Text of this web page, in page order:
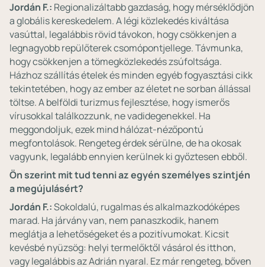
Jordán F.: Regionalizáltabb gazdaság, hogy mérséklődjön
a globális kereskedelem. A légi közlekedés kiváltása
vasúttal, legalábbis rövid távokon, hogy csökkenjen a
legnagyobb repülőterek csomópontjellege. Távmunka,
hogy csökkenjen a tömegközlekedés zsúfoltsága.
Házhoz szállítás ételek és minden egyéb fogyasztási cikk
tekintetében, hogy az ember az életet ne sorban állással
töltse. A belföldi turizmus fejlesztése, hogy ismerős
vírusokkal találkozzunk, ne vadidegenekkel. Ha
meggondoljuk, ezek mind hálózat-nézőpontú
megfontolások. Rengeteg érdek sérülne, de ha okosak
vagyunk, legalább ennyien kerülnek ki győztesen ebből.
Ön szerint mit tud tenni az egyén személyes szintjén
a megújulásért?
Jordán F.:Sokoldalú, rugalmas és alkalmazkodóképes
marad. Ha járvány van, nem panaszkodik, hanem
meglátja a lehetőségeket és a pozitívumokat. Kicsit
kevésbé nyüzsög: helyi termelőktől vásárol és itthon,
vagy legalábbis az Adrián nyaral. Ez már rengeteg, bőven